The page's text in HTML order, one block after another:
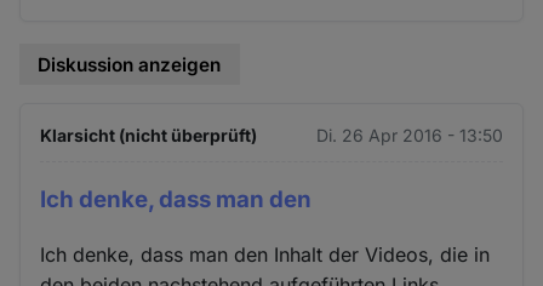
Diskussion anzeigen
Klarsicht (nicht überprüft) Di. 26 Apr 2016 - 13:50
Ich denke, dass man den
Ich denke, dass man den Inhalt der Videos, die in